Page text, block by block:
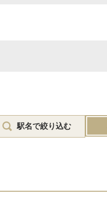
駅名で絞り込む